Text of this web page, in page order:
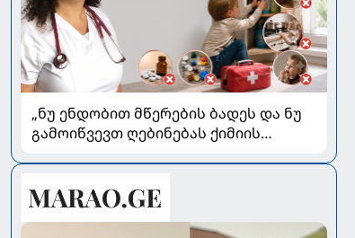
„ნუ ენდობით მწერების ბადეს და ნუ
გამოიწვევთ ღებინებას ქიმიის
პედიატრ სალომე ახვლედიანის
რჩევები